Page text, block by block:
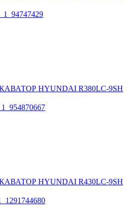
HYUNDAI R380LC-9SH
HYUNDAI R430LC-9SH